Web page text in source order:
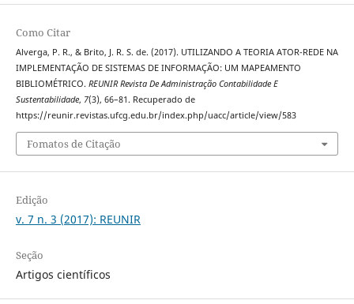
Como Citar
Alverga, P. R., & Brito, J. R. S. de. (2017). UTILIZANDO A TEORIA ATOR-REDE NA
IMPLEMENTAÇÃO DE SISTEMAS DE INFORMAÇÃO: UM MAPEAMENTO
BIBLIOMÉTRICO. REUNIR Revista De Administração Contabilidade E
Sustentabilidade, 7(3), 66–81. Recuperado de
https://reunir.revistas.ufcg.edu.br/index.php/uacc/article/view/583
Fomatos de Citação
Edição
v. 7 n. 3 (2017): REUNIR
Seção
Artigos científicos